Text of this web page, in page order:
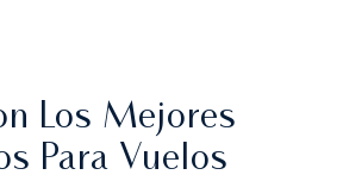
Los Mejores
Para Vuelos